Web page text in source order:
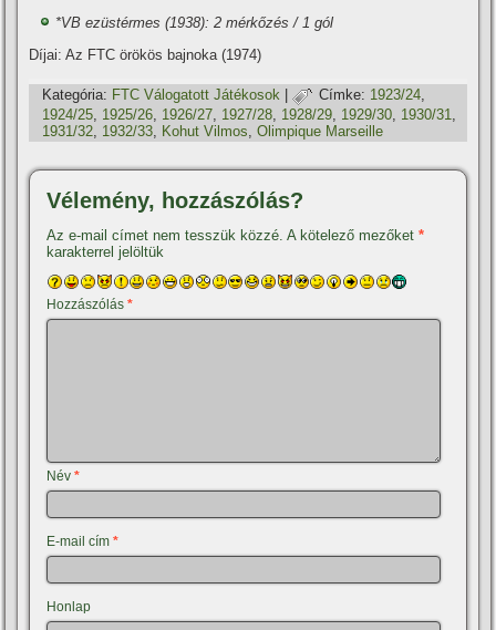
*VB ezüstérmes (1938): 2 mérkőzés / 1 gól
Dí­jai: Az FTC örökös bajnoka (1974)
Kategória: FTC Válogatott Játékosok | Címke: 1923/24,
1924/25, 1925/26, 1926/27, 1927/28, 1928/29, 1929/30, 1930/31,
1931/32, 1932/33, Kohut Vilmos,Olimpique Marseille
Vélemény, hozzászólás?
Az e-mail címet nem tesszük közzé. A kötelező mezőket*
karakterrel jelöltük
Hozzászólás*
Név*
E-mail cím*
Honlap